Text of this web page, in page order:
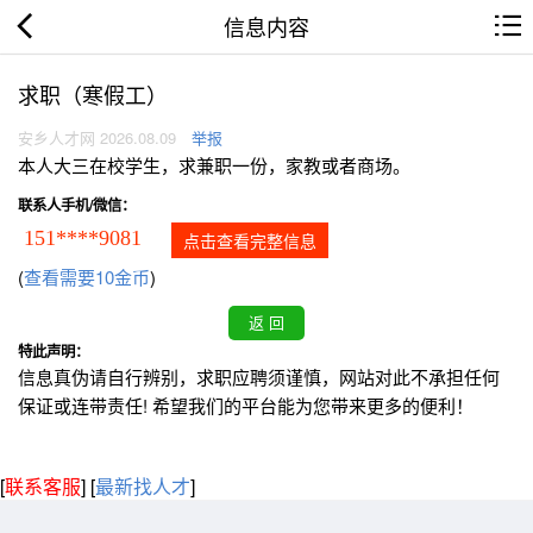
信息内容
求职（寒假工）
安乡人才网 2026.08.09 举报
本人大三在校学生，求兼职一份，家教或者商场。
联系人手机/微信：
151****9081 点击查看完整信息
(查看需要10金币)
特此声明：
信息真伪请自行辨别，求职应聘须谨慎，网站对此不承担任何
保证或连带责任! 希望我们的平台能为您带来更多的便利！
[联系客服] [最新找人才]